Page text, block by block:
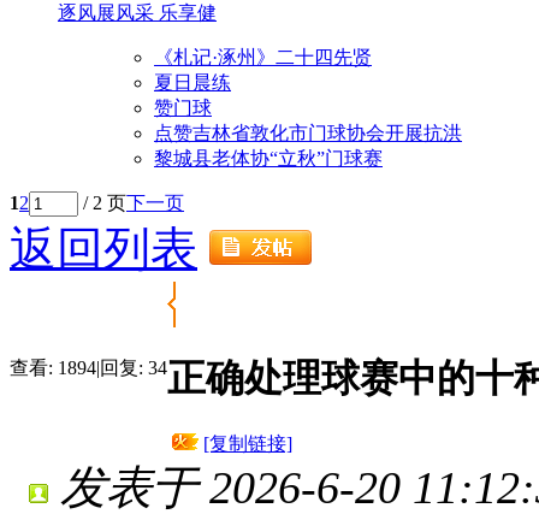
逐风展风采 乐享健
《札记·涿州》二十四先贤
夏日晨练
赞门球
点赞吉林省敦化市门球协会开展抗洪
黎城县老体协“立秋”门球赛
12 / 2 页下一页
返回列表
查看: 1894|回复: 34正确处理球赛中的十
[复制链接]
发表于 2026-6-20